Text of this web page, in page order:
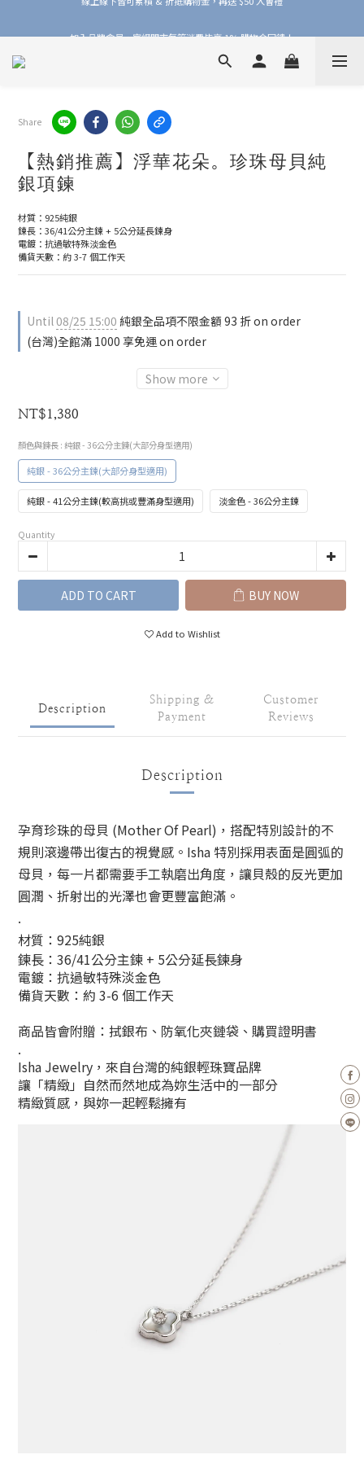
線上線下皆可累積 & 折抵購物金，再送 $50 入會禮
Share
【熱銷推薦】浮華花朵。珍珠母貝純
銀項鍊
材質：925純銀
鍊長：36/41公分主鍊 + 5公分延長鍊身
電鍍：抗過敏特殊淡金色
備貨天數：約 3-7 個工作天
Until08/25 15:00 純銀全品項不限金額 93 折 on order
(台灣)全館滿 1000 享免運 on order
Show more
NT$1,380
顏色與鍊長 : 純銀 - 36公分主鍊(大部分身型適用)
純銀 - 36公分主鍊(大部分身型適用)
純銀 - 41公分主鍊(較高挑或豐滿身型適用) 淡金色 - 36公分主鍊
Quantity
ADD TO CART BUY NOW
Add to Wishlist
Description
Shipping &
Payment
Customer
Reviews
Description
孕育珍珠的母貝 (Mother Of Pearl)， 搭配特別設計的不
規則滾邊帶出復古的視覺感。 Isha 特別採用表面是圓弧的
母貝， 每一片都需要手工執磨出角度，讓貝殼的反光更加
圓潤、折射出的光澤也會更豐富飽滿。
.
材質：925純銀
鍊長：36/41公分主鍊 + 5公分延長鍊身
電鍍：抗過敏特殊淡金色
備貨天數：約 3-6 個工作天
商品皆會附贈：拭銀布、防氧化夾鏈袋、購買證明書
.
Isha Jewelry，來自台灣的純銀輕珠寶品牌
讓「精緻」自然而然地成為妳生活中的一部分
精緻質感，與妳一起輕鬆擁有